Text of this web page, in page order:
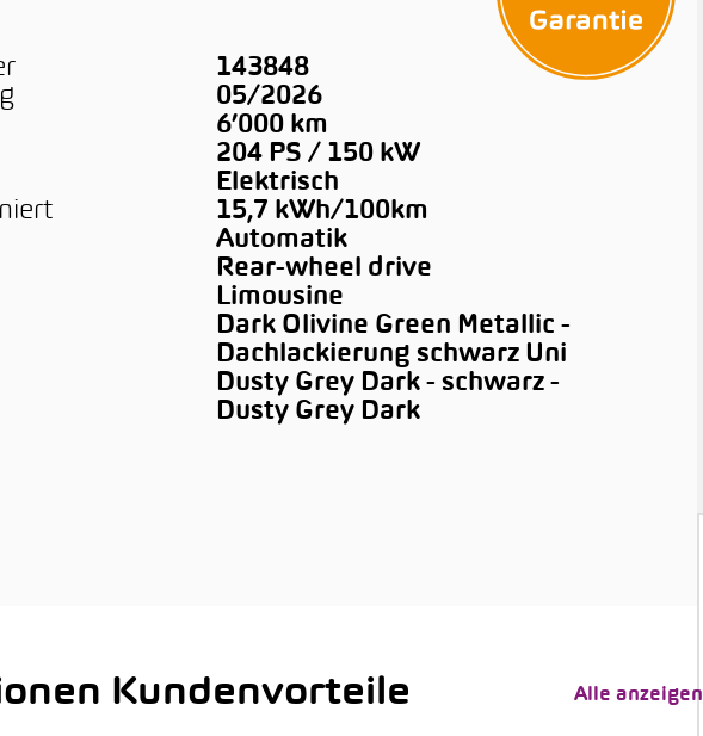
143848
05/2026
6’000 km
204 PS / 150 kW
Elektrisch
15,7 kWh/100km
Automatik
Rear-wheel drive
Limousine
Dark Olivine Green Metallic -
Dachlackierung schwarz Uni
Dusty Grey Dark - schwarz -
Dusty Grey Dark
Kundenvorteile Alle anzeigen